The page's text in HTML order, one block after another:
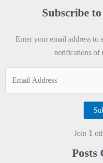
Subscribe
Enter your email address to
notifications of
Address
Join 1
Posts